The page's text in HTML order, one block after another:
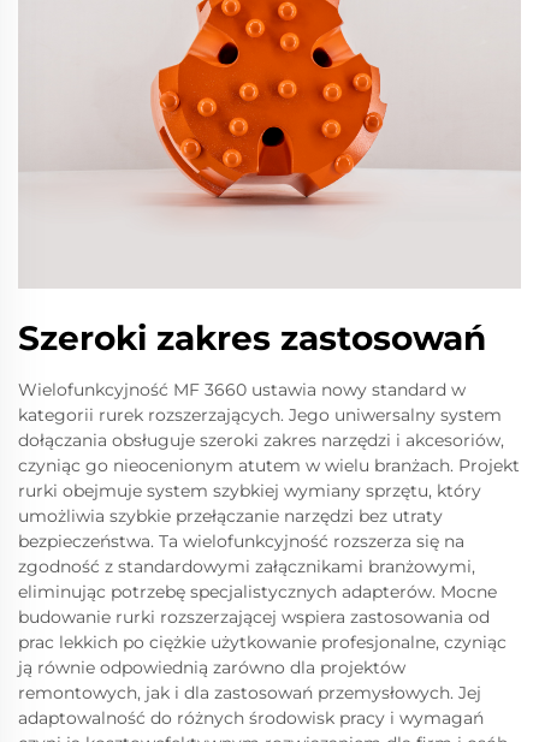
Szeroki zakres zastosowań
Wielofunkcyjność MF 3660 ustawia nowy standard w
kategorii rurek rozszerzających. Jego uniwersalny system
dołączania obsługuje szeroki zakres narzędzi i akcesoriów,
czyniąc go nieocenionym atutem w wielu branżach. Projekt
rurki obejmuje system szybkiej wymiany sprzętu, który
umożliwia szybkie przełączanie narzędzi bez utraty
bezpieczeństwa. Ta wielofunkcyjność rozszerza się na
zgodność z standardowymi załącznikami branżowymi,
eliminując potrzebę specjalistycznych adapterów. Mocne
budowanie rurki rozszerzającej wspiera zastosowania od
prac lekkich po ciężkie użytkowanie profesjonalne, czyniąc
ją równie odpowiednią zarówno dla projektów
remontowych, jak i dla zastosowań przemysłowych. Jej
adaptowalność do różnych środowisk pracy i wymagań